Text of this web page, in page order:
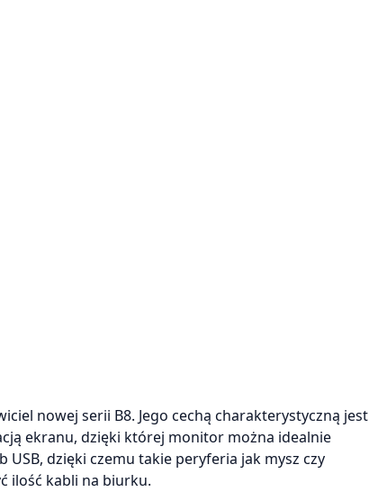
nowej serii B8. Jego cechą charakterystyczną jest
ekranu, dzięki której monitor można idealnie
dzięki czemu takie peryferia jak mysz czy
ilość kabli na biurku.